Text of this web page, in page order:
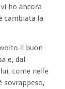
ho ancora
cambiata la
il buon
e, dal
come nelle
sovrappeso,